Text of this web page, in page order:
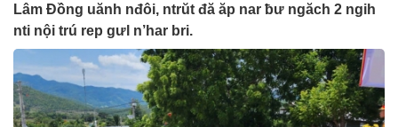
Lâm Đồng uănh nđôi, ntrŭt đă ăp nar ƀư ngăch 2 ngih
nti nội trú rep gưl n’har bri.